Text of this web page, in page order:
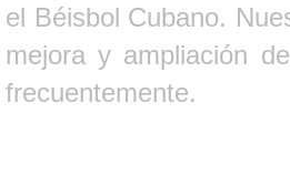
el Béisbol Cubano.
mejora y ampliación
frecuentemente.